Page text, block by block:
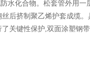
水化合物。松套管外用一
后挤制聚乙烯护套成缆
关键性保护,双面涂塑钢